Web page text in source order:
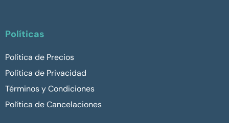
Políticas
Política de Precios
Política de Privacidad
Términos y Condiciones
Política de Cancelaciones